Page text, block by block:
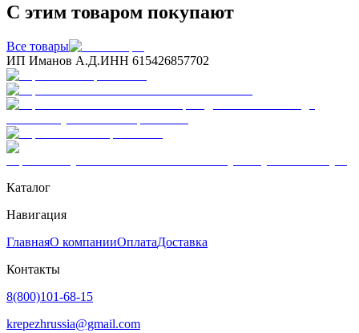
С этим товаром покупают
Все товары
ИП Иманов А.Д.ИНН 615426857702
Каталог
Навигация
ГлавнаяО компанииОплатаДоставка
Контакты
8(800)101-68-15
krepezhrussia@gmail.com